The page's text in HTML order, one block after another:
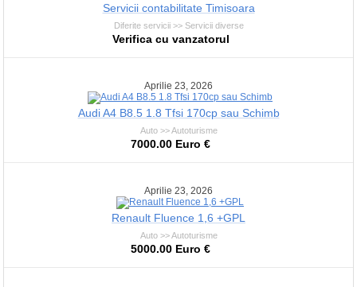
Servicii contabilitate Timisoara
Diferite servicii >> Servicii diverse
Verifica cu vanzatorul
Aprilie 23, 2026
Audi A4 B8.5 1.8 Tfsi 170cp sau Schimb
Auto >> Autoturisme
7000.00 Euro €
Aprilie 23, 2026
Renault Fluence 1,6 +GPL
Auto >> Autoturisme
5000.00 Euro €